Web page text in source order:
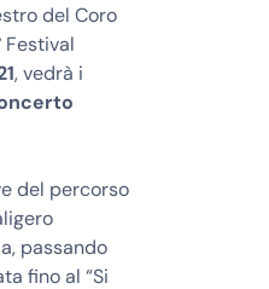
del Coro
Festival
, vedrà i
del percorso
passando
fino al “Si